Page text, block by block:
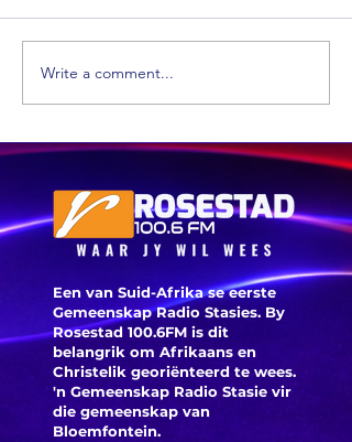
Xhariep kry
eers in 2031 'n
nuwe
munisipaliteit
Write a comment...
Een van Suid-Afrika se eerste
Gemeenskap Radio Stasies. By
Rosestad 100.6FM is dit
belangrik om Afrikaans en
Christelik georiënteerd te wees.
'n Gemeenskap Radio Stasie vir
die gemeenskap van
Bloemfontein.